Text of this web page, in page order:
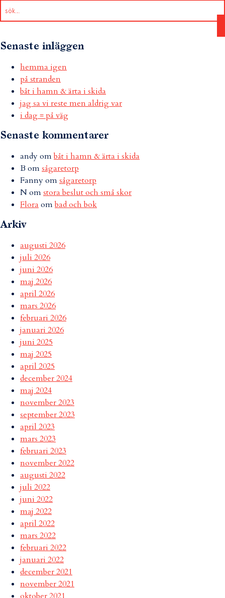
Senaste inläggen
hemma igen
på stranden
båt i hamn & ärta i skida
jag sa vi reste men aldrig var
i dag = på väg
Senaste kommentarer
andyombåt i hamn & ärta i skida
B omsågaretorp
Fannyomsågaretorp
Nomstora beslut och små skor
Flora ombad och bok
Arkiv
augusti 2026
juli 2026
juni 2026
maj 2026
april 2026
mars 2026
februari 2026
januari 2026
juni 2025
maj 2025
april 2025
december 2024
maj 2024
november 2023
september 2023
april 2023
mars 2023
februari 2023
november 2022
augusti 2022
juli 2022
juni 2022
maj 2022
april 2022
mars 2022
februari 2022
januari 2022
december 2021
november 2021